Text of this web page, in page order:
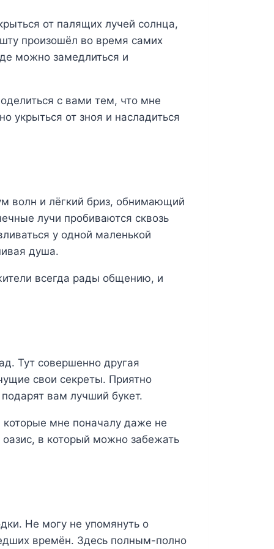
от палящих лучей солнца,
произошёл во время самих
можно замедлиться и
с вами тем, что мне
укрыться от зноя и насладиться
волн и лёгкий бриз, обнимающий
лучи пробиваются сквозь
у одной маленькой
душа.
всегда рады общению, и
Тут совершенно другая
свои секреты. Приятно
вам лучший букет.
мне поначалу даже не
в который можно забежать
Не могу не упомянуть о
времён. Здесь полным-полно